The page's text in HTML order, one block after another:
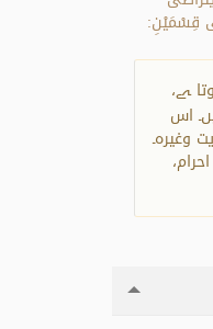
على قِسْمَيْنِ:
ہے،
اس
وغیرہ۔
میں احرام،